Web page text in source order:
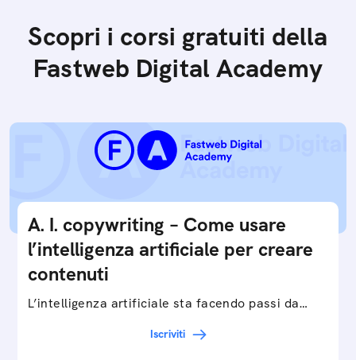
Scopri i corsi gratuiti della
Fastweb Digital Academy
A. I. copywriting – Come usare
l’intelligenza artificiale per creare
contenuti
L’intelligenza artificiale sta facendo passi da
interpretazione dei big data ai chatbot e virtual…
Iscriviti